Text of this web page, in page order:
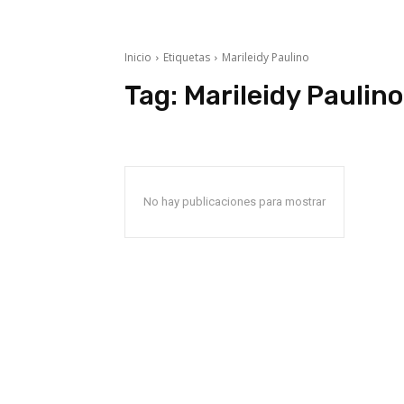
Inicio Etiquetas Marileidy Paulino
Tag: Marileidy Paulino
No hay publicaciones para mostrar